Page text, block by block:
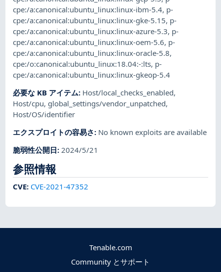
cpe:/a:canonical:ubuntu_linux:linux-ibm-5.4, p-
cpe:/a:canonical:ubuntu_linux:linux-gke-5.15, p-
cpe:/a:canonical:ubuntu_linux:linux-azure-5.3, p-
cpe:/a:canonical:ubuntu_linux:linux-oem-5.6, p-
cpe:/a:canonical:ubuntu_linux:linux-oracle-5.8,
cpe:/o:canonical:ubuntu_linux:18.04:-:lts, p-
cpe:/a:canonical:ubuntu_linux:linux-gkeop-5.4
必要な KB アイテム: Host/local_checks_enabled,
Host/cpu, global_settings/vendor_unpatched,
Host/OS/identifier
エクスプロイトの容易さ: No known exploits are available
脆弱性公開日:2024/5/21
参照情報
CVE: CVE-2021-47352
Tenable.com
Community とサポート